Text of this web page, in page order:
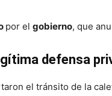
por el gobierno, que
defensa
el tránsito de la